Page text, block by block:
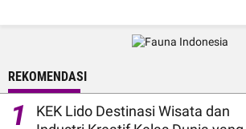
REKOMENDASI
1
KEK Lido Destinasi Wisata dan